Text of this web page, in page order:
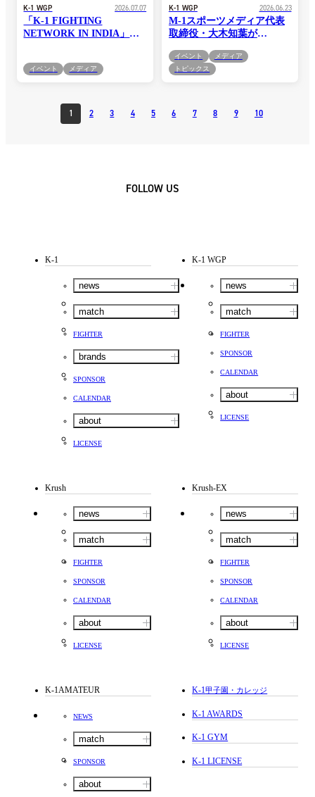
K-1 WGP 2026.07.07
「K-1 FIGHTING
NETWORK IN INDIA」今
イベント メディア
K-1 WGP 2026.06.23
M-1スポーツメディア代表
取締役・大木知葉が
月号「Forbes WOMAN」に
掲載
イベント
メディア
トピックス
1 2 3 4 5 6 7 8 9 10
FOLLOW US
K-1
news
match
FIGHTER
brands
SPONSOR
CALENDAR
about
LICENSE
K-1 WGP
news
match
FIGHTER
SPONSOR
CALENDAR
about
LICENSE
Krush
news
match
FIGHTER
SPONSOR
CALENDAR
about
LICENSE
Krush-EX
news
match
FIGHTER
SPONSOR
CALENDAR
about
LICENSE
K-1AMATEUR
NEWS
match
SPONSOR
about
K-1甲子園・カレッジ
K-1 AWARDS
K-1 GYM
K-1 LICENSE